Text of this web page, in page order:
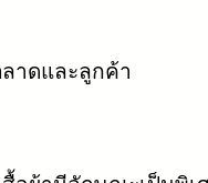
าดและลูกค้า